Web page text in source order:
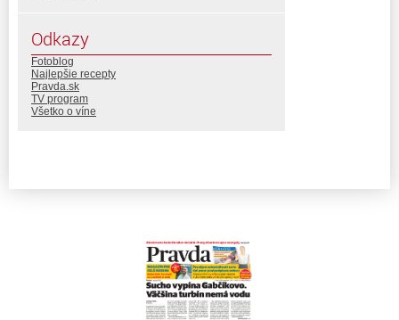
Odkazy
Fotoblog
Najlepšie recepty
Pravda.sk
TV program
Všetko o víne